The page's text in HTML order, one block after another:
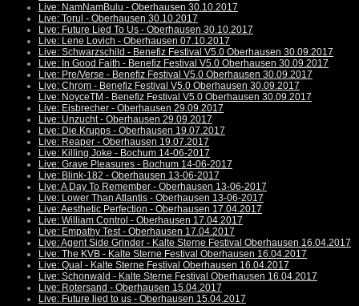
Live: NamNamBulu - Oberhausen 30.10.2017
Live: Torul - Oberhausen 30.10.2017
Live: Future Lied To Us - Oberhausen 30.10.2017
Live: Lene Lovich - Oberhausen 07.10.2017
Live: Schwarzschild - Benefiz Festival V5.0 Oberhausen 30.09.2017
Live: In Good Faith - Benefiz Festival V5.0 Oberhausen 30.09.2017
Live: Pre/Verse - Benefiz Festival V5.0 Oberhausen 30.09.2017
Live: Chrom - Benefiz Festival V5.0 Oberhausen 30.09.2017
Live: NoyceTM - Benefiz Festival V5.0 Oberhausen 30.09.2017
Live: Eisbrecher - Oberhausen 29.09.2017
Live: Unzucht - Oberhausen 29.09.2017
Live: Die Krupps - Oberhausen 19.07.2017
Live: Reaper - Oberhausen 19.07.2017
Live: Killing Joke - Bochum 14-06-2017
Live: Grave Pleasures - Bochum 14-06-2017
Live: Blink-182 - Oberhausen 13-06-2017
Live: A Day To Remember - Oberhausen 13-06-2017
Live: Lower Than Atlantis - Oberhausen 13-06-2017
Live: Aesthetic Perfection - Oberhausen 17.04.2017
Live: William Control - Oberhausen 17.04.2017
Live: Empathy Test - Oberhausen 17.04.2017
Live: Agent Side Grinder - Kalte Sterne Festival Oberhausen 16.04.2017
Live: The KVB - Kalte Sterne Festival Oberhausen 16.04.2017
Live: Qual - Kalte Sterne Festival Oberhausen 16.04.2017
Live: Schonwald - Kalte Sterne Festival Oberhausen 16.04.2017
Live: Rotersand - Oberhausen 15.04.2017
Live: Future lied to us - Oberhausen 15.04.2017